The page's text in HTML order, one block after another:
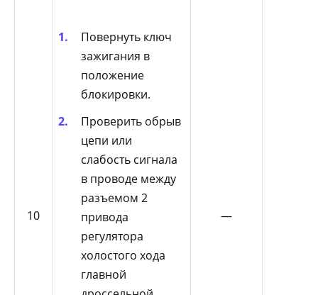
10
Повернуть ключ
зажигания в
положение
блокировки.
Проверить обрыв
цепи или
слабость сигнала
в проводе между
разъемом 2
привода
регулятора
холостого хода
главной
—